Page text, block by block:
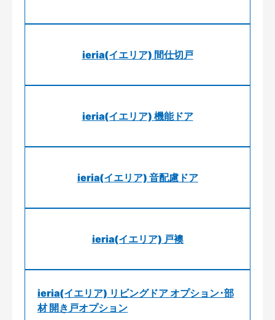
ieria(イエリア) 間仕切戸
ieria(イエリア) 機能ドア
ieria(イエリア) 音配慮ドア
ieria(イエリア) 戸襖
ieria(イエリア) リビングドア オプション･部
材 開き戸オプション